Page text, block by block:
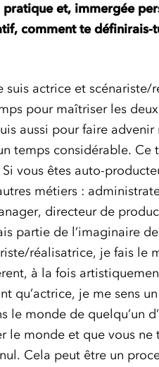
et, immergée
comment te
suis actrice et scénariste/
pour maîtriser les
aussi pour faire
temps considérable. Ce
vous êtes auto-
métiers :
directeur de
partie de l’imaginaire
réalisatrice, je fais le
à la fois
qu’actrice, je me sens
le monde de quelqu’un
le monde et que vous
Cela peut être un